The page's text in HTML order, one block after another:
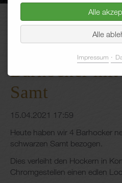
Aktuelles
Barhocker mit
Samt
15.04.2021 17:59
Heute haben wir 4 Barhocker
schwarzen Samt bezogen.
Dies verleiht den Hockern in
Chromgestellen einen edlen
Alle
Alle
Impressum